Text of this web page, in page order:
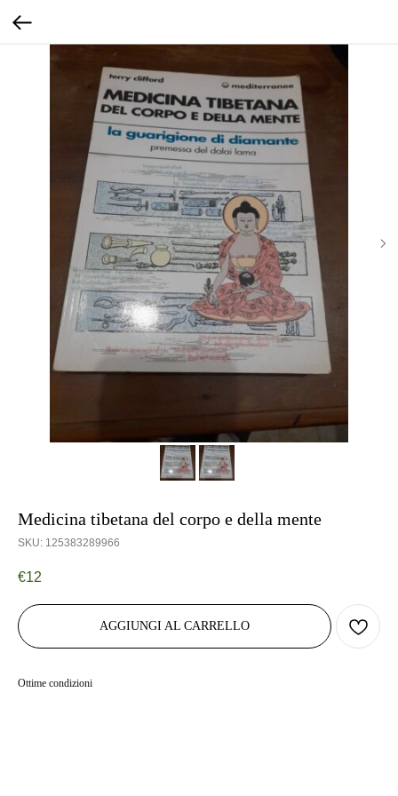
Medicina tibetana del corpo e della mente
SKU: 125383289966
€12
AGGIUNGI AL CARRELLO
Ottime condizioni